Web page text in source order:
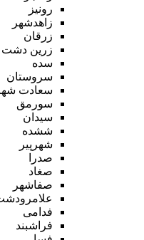
رونیز
زاهدشهر
زرقان
زرین دشت
سده
سروستان
سعادت
سورمق
سیدان
ششده
شهرپیر
صدرا
صغاد
صفاشهر
فدامی
فراشبند